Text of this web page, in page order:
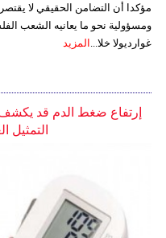
مؤكدا أن التضامن الحقيقي لا
ومسؤولية نحو ما يعانيه الشعب
غوارديولا خلا... المزيد
إرتفاع ضغط الدم قد
التمثيل